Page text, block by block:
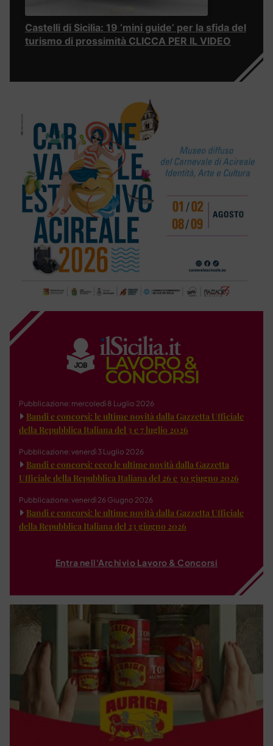
Castelli di Sicilia: 19 ‘mini guide’ per la sfida del
turismo di prossimità CLICCA PER IL VIDEO
Pubblicazione: mercoledì 8 Luglio 2026
Bandi e concorsi: le ultime novità dalla Gazzetta Ufficiale
della Repubblica Italiana del 3 e 7 luglio 2026
Pubblicazione: venerdì 3 Luglio 2026
Bandi e concorsi: ecco le ultime novità dalla Gazzetta
Ufficiale della Repubblica Italiana del 26 e 30 giugno 2026
Pubblicazione: venerdì 26 Giugno 2026
Bandi e concorsi: le ultime novità dalla Gazzetta Ufficiale
della Repubblica Italiana del 23 giugno 2026
Entra nell'Archivio Lavoro & Concorsi